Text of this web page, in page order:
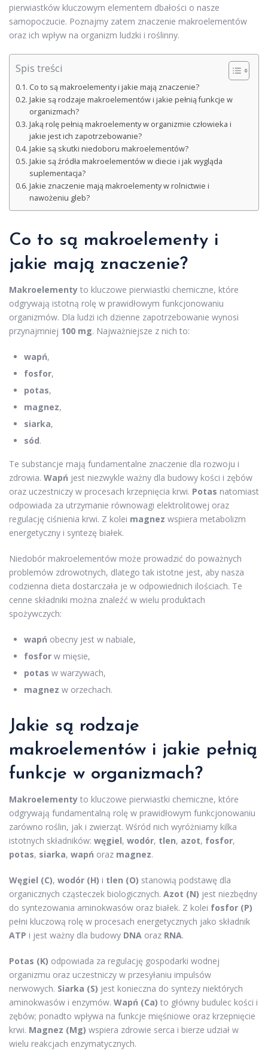
pierwiastków kluczowym elementem dbałości o nasze
samopoczucie. Poznajmy zatem znaczenie makroelementów
oraz ich wpływ na organizm ludzki i roślinny.
Spis treści
Co to są makroelementy i jakie mają znaczenie?
Jakie są rodzaje makroelementów i jakie pełnią funkcje w
organizmach?
Jaką rolę pełnią makroelementy w organizmie człowieka i
jakie jest ich zapotrzebowanie?
Jakie są skutki niedoboru makroelementów?
Jakie są źródła makroelementów w diecie i jak wygląda
suplementacja?
Jakie znaczenie mają makroelementy w rolnictwie i
nawożeniu gleb?
Co to są makroelementy i
jakie mają znaczenie?
Makroelementy to kluczowe pierwiastki chemiczne, które
odgrywają istotną rolę w prawidłowym funkcjonowaniu
organizmów. Dla ludzi ich dzienne zapotrzebowanie wynosi
przynajmniej 100 mg. Najważniejsze z nich to:
wapń,
fosfor,
potas,
magnez,
siarka,
sód.
Te substancje mają fundamentalne znaczenie dla rozwoju i
zdrowia. Wapń jest niezwykle ważny dla budowy kości i zębów
oraz uczestniczy w procesach krzepnięcia krwi. Potas natomiast
odpowiada za utrzymanie równowagi elektrolitowej oraz
regulację ciśnienia krwi. Z kolei magnez wspiera metabolizm
energetyczny i syntezę białek.
Niedobór makroelementów może prowadzić do poważnych
problemów zdrowotnych, dlatego tak istotne jest, aby nasza
codzienna dieta dostarczała je w odpowiednich ilościach. Te
cenne składniki można znaleźć w wielu produktach
spożywczych:
wapń obecny jest w nabiale,
fosfor w mięsie,
potas w warzywach,
magnez w orzechach.
Jakie są rodzaje
makroelementów i jakie pełnią
funkcje w organizmach?
Makroelementy to kluczowe pierwiastki chemiczne, które
odgrywają fundamentalną rolę w prawidłowym funkcjonowaniu
zarówno roślin, jak i zwierząt. Wśród nich wyróżniamy kilka
istotnych składników: węgiel, wodór, tlen, azot, fosfor,
potas, siarka, wapń oraz magnez.
Węgiel (C), wodór (H) i tlen (O) stanowią podstawę dla
organicznych cząsteczek biologicznych. Azot (N) jest niezbędny
do syntezowania aminokwasów oraz białek. Z kolei fosfor (P)
pełni kluczową rolę w procesach energetycznych jako składnik
ATP i jest ważny dla budowy DNA oraz RNA.
Potas (K) odpowiada za regulację gospodarki wodnej
organizmu oraz uczestniczy w przesyłaniu impulsów
nerwowych. Siarka (S) jest konieczna do syntezy niektórych
aminokwasów i enzymów. Wapń (Ca) to główny budulec kości i
zębów; ponadto wpływa na funkcje mięśniowe oraz krzepnięcie
krwi. Magnez (Mg) wspiera zdrowie serca i bierze udział w
wielu reakcjach enzymatycznych.